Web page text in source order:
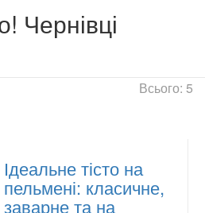
Чернівці
Всього: 5
Ідеальне тісто на
пельмені: класичне,
заварне та на